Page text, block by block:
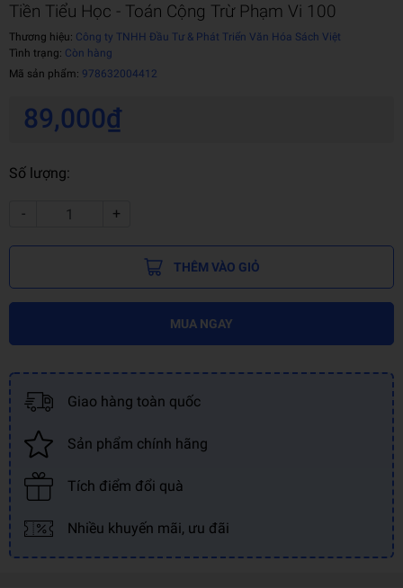
Tiền Tiểu Học - Toán Cộng Trừ Phạm Vi 100
Thương hiệu: Công ty TNHH Đầu Tư & Phát Triển Văn Hóa Sách Việt
Tình trạng: Còn hàng
Mã sản phẩm: 978632004412
89,000₫
Số lượng:
- +
THÊM VÀO GIỎ
MUA NGAY
Giao hàng toàn quốc
Sản phẩm chính hãng
Tích điểm đổi quà
Nhiều khuyến mãi, ưu đãi